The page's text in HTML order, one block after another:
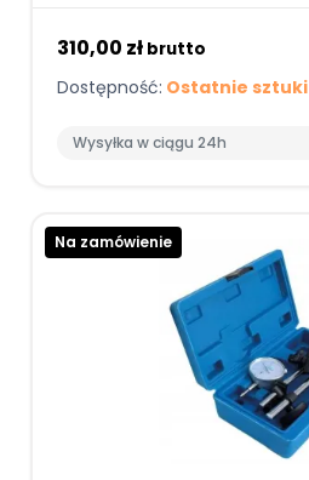
310,00 zł brutto
Dostępność: Ostatnie sztuki
Wysyłka w ciągu 24h
Na zamówienie